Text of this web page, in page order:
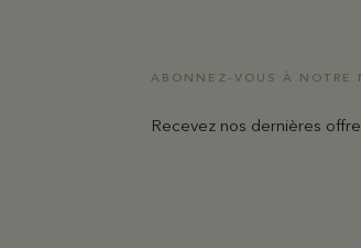
ABONNEZ-VOUS À NOTRE
Recevez nos dernières